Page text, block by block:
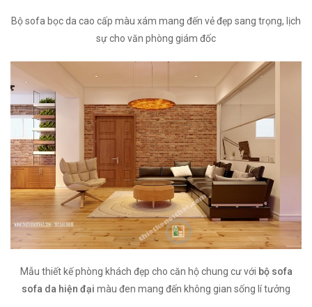
Bộ sofa bọc da cao cấp màu xám mang đến vẻ đẹp sang trọng, lịch
sự cho văn phòng giám đốc
Mẫu thiết kế phòng khách đẹp cho căn hộ chung cư với bộ sofa
sofa da hiện đại màu đen mang đến không gian sống lí tưởng